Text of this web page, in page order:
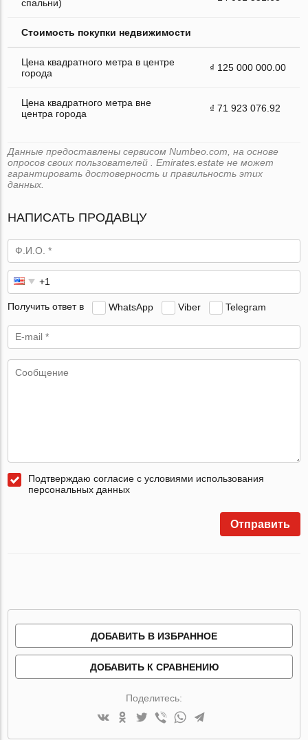
спальни)
Стоимость покупки недвижимости
Цена квадратного метра в центре
города
₫ 125 000 000.00
Цена квадратного метра вне
центра города
₫ 71 923 076.92
Данные предоставлены сервисом Numbeo.com, на основе
опросов своих пользователей . Emirates.estate не может
гарантировать достоверность и правильность этих
данных.
НАПИСАТЬ ПРОДАВЦУ
Получить ответ в WhatsApp Viber Telegram
Подтверждаю согласие с условиями использования
персональных данных
Отправить
ДОБАВИТЬ В ИЗБРАННОЕ
ДОБАВИТЬ К СРАВНЕНИЮ
Поделитесь: